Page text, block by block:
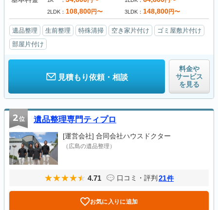
2LDK 108,800円〜 3LDK 148,800円〜
遺品整理 生前整理 特殊清掃 空き家片付け
ゴミ屋敷片付け
部屋片付け
見積もり依頼・相談
料金や
サービス
を見る
2位 遺品整理専門ティプロ
[運営会社] 合同会社ハウスドクター
（広島の遺品整理）
4.71 口コミ・評判 21件
お気に入りに追加